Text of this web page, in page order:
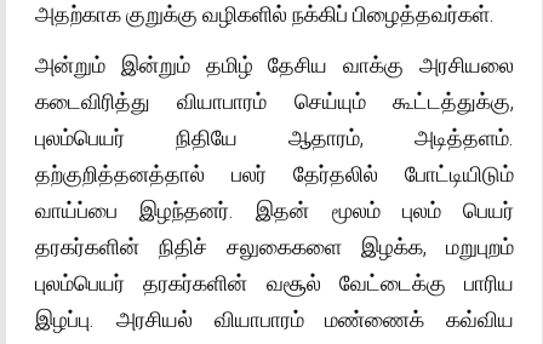
அதற்காக குறுக்கு வழிகளில் நக்கிப் பிழைத்தவர்கள்.
அன்றும் இன்றும் தமிழ் தேசிய வாக்கு அரசியலை
கடைவிரித்து வியாபாரம் செய்யும் கூட்டத்துக்கு,
புலம்பெயர் நிதியே ஆதாரம், அடித்தளம்.
தற்குறித்தனத்தால் பலர் தேர்தலில் போட்டியிடும்
வாய்ப்பை இழந்தனர். இதன் மூலம் புலம் பெயர்
தரகர்களின் நிதிச் சலுகைகளை இழக்க, மறுபுறம்
புலம்பெயர் தரகர்களின் வசூல் வேட்டைக்கு பாரிய
இழப்பு. அரசியல் வியாபாரம் மண்ணைக் கவ்விய